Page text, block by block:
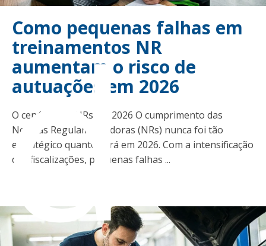
Como pequenas falhas em
treinamentos NR
aumentam o risco de
autuações em 2026
O cenário das NRs em 2026 O cumprimento das
Normas Regulamentadoras (NRs) nunca foi tão
estratégico quanto será em 2026. Com a intensificação
das fiscalizações, pequenas falhas ...